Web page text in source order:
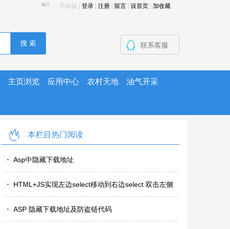
手机版 登录 注册 留言 设首页 加收藏
搜 索 联系客服
主页浏览 应用中心 农村天地 油气开采
本栏目热门阅读
Asp中隐藏下载地址
HTML+JS实现左边select移动到右边select 双击左侧
选项即可..
ASP 隐藏下载地址及防盗链代码